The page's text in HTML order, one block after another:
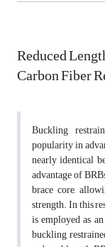
Reduced
Carbon Fiber
Buckling
popularity in
nearly identical
advantage of
brace core,
strength. In this
is employed as
buckling